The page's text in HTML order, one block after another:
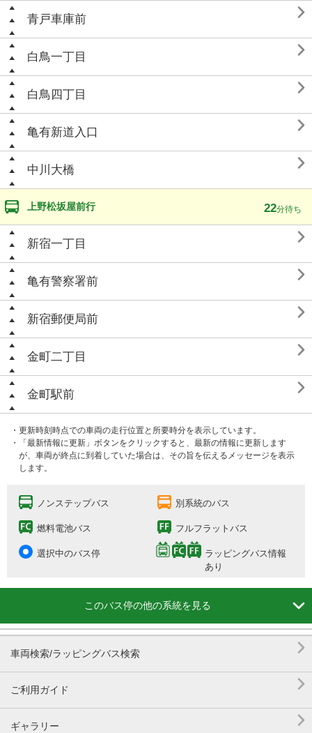
青戸車庫前 
白鳥一丁目 
白鳥四丁目 
亀有新道入口 
中川大橋 
上野松坂屋前行 22分待ち
新宿一丁目 
亀有警察署前 
新宿郵便局前 
金町二丁目 
金町駅前 
・更新時刻時点での車両の走行位置と所要時分を表示しています。
・「最新情報に更新」ボタンをクリックすると、最新の情報に更新します
が、車両が終点に到着していた場合は、その旨を伝えるメッセージを表示
します。
ノンステップバス 別系統のバス
燃料電池バス フルフラットバス
選択中のバス停
ラッピングバス情報
あり
このバス停の他の系統を見る 
車両検索/ラッピングバス検索 
ご利用ガイド 
ギャラリー 